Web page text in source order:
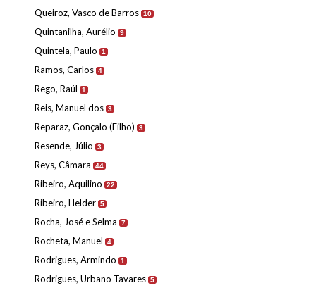
Queiroz, Vasco de Barros 10
Quintanilha, Aurélio 9
Quintela, Paulo 1
Ramos, Carlos 4
Rego, Raúl 1
Reis, Manuel dos 3
Reparaz, Gonçalo (Filho) 3
Resende, Júlio 3
Reys, Câmara 44
Ribeiro, Aquilino 22
Ribeiro, Helder 5
Rocha, José e Selma 7
Rocheta, Manuel 4
Rodrigues, Armindo 1
Rodrigues, Urbano Tavares 5